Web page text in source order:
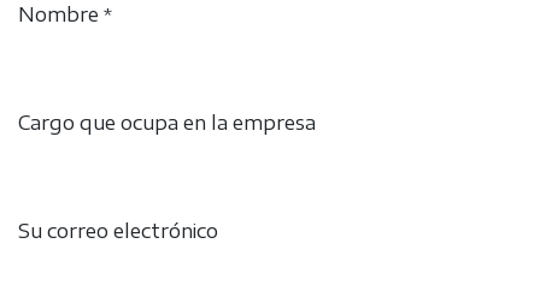
Nombre *
Cargo que ocupa en la empresa
Su correo electrónico